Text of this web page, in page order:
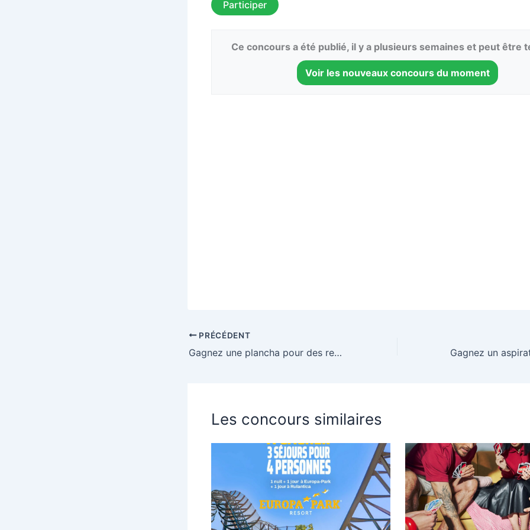
Participer
Ce concours a été publié, il y a plusieurs semaines et peut être
Voir les nouveaux concours du moment
PRÉCÉDENT
Gagnez une plancha pour des repas d’été réussis
Les concours similaires